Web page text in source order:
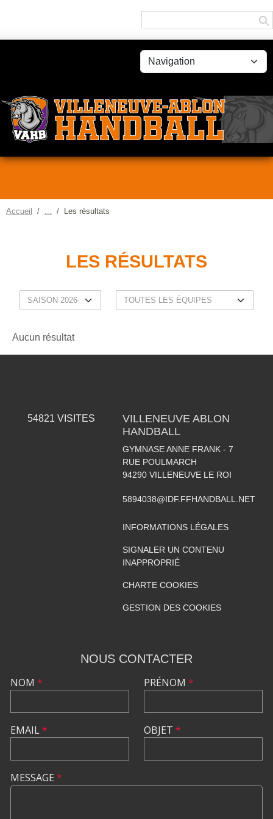
Accueil Les résultats
LES RÉSULTATS
Aucun résultat
54821 VISITES
VILLENEUVE ABLON
HANDBALL
GYMNASE ANNE FRANK - 7
RUE POULMARCH
94290 VILLENEUVE LE ROI
5894038@IDF.FFHANDBALL.NET
INFORMATIONS LÉGALES
SIGNALER UN CONTENU
INAPPROPRIÉ
CHARTE COOKIES
GESTION DES COOKIES
NOUS CONTACTER
NOM *
EMAIL*
PRÉNOM *
OBJET *
MESSAGE *